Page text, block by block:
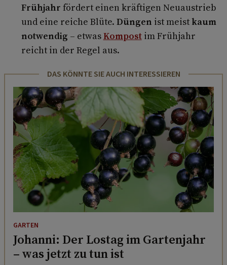
Frühjahr fördert einen kräftigen Neuaustrieb
und eine reiche Blüte. Düngen ist meistkaum
notwendig – etwasKompostim Frühjahr
reicht in der Regel aus.
DAS KÖNNTE SIE AUCH INTERESSIEREN
GARTEN
Johanni: Der Lostag im Gartenjahr
– was jetzt zu tun ist